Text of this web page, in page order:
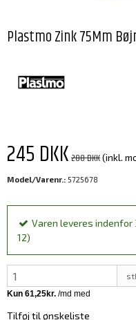
Plastmo Zink 75Mm
245 DKK288 DKK(inkl.
Model/Varenr.: 5725678
Varen leveres indenfor
12)
Tilføj til ønskeliste